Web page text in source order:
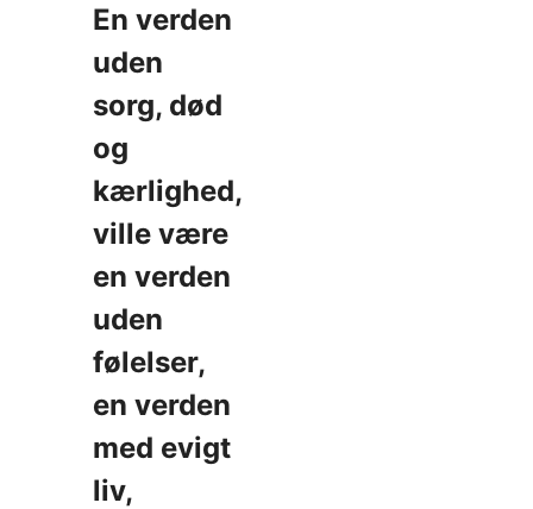
En verden
uden
sorg, død
og
kærlighed,
ville være
en verden
uden
følelser,
en verden
med evigt
liv,